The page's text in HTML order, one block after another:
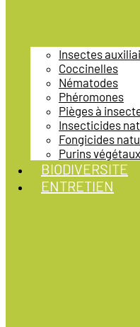
Insectes
Coccinelles
Nématodes
Phéromones
Pièges à
Insecticides
Fongicides
Purins végétaux
BIODIVERSITE
ENTRETIEN